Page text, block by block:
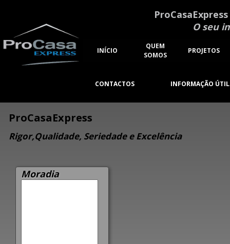
ProCasaExpress
O seu
INÍCIO
QUEM
SOMOS
PROJETOS
CONTACTOS INFORMAÇÃO ÚTIL
ProCasaExpress
Rigor,Qualidade, Seriedade e Excelência
Moradia